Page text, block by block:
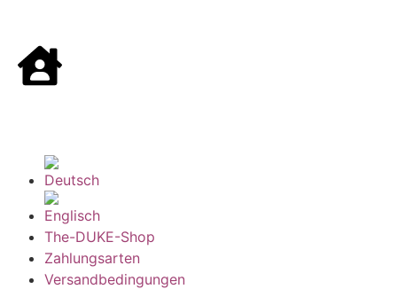
The-DUKE-Shop
Zahlungsarten
Versandbedingungen